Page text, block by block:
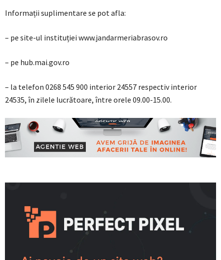
Informații suplimentare se pot afla:
– pe site-ul instituției www.jandarmeriabrasov.ro
– pe hub.mai.gov.ro
– la telefon 0268 545 900 interior 24557 respectiv interior
24535, în zilele lucrătoare, între orele 09.00-15.00.